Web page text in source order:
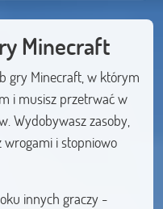
Minecraft
gry Minecraft, w którym
i musisz przetrwać w
Wydobywasz zasoby,
wrogami i stopniowo
innych graczy -